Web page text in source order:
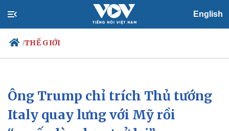
English
/THẾ GIỚI
Chính trị
Đảng
Tổ chức nhân sự
Xã hội
Tin 24h
Dự báo thời tiết
Ông Trump chỉ trích Thủ tướng
Italy quay lưng với Mỹ rồi